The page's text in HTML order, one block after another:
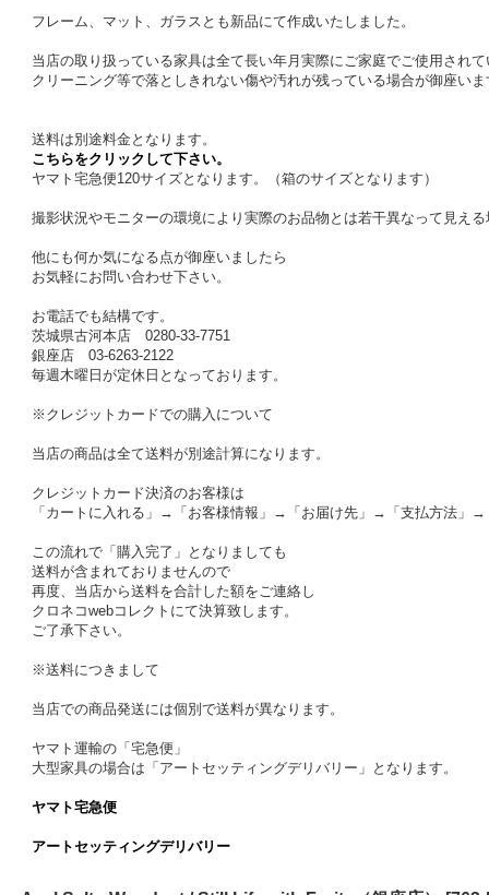
フレーム、マット、ガラスとも新品にて作成いたしました。
当店の取り扱っている家具は全て長い年月実際にご家庭でご使用され
クリーニング等で落としきれない傷や汚れが残っている場合が御座い
送料は別途料金となります。
こちらをクリックして下さい。
ヤマト宅急便120サイズとなります。（箱のサイズとなります）
撮影状況やモニターの環境により実際のお品物とは若干異なって見え
他にも何か気になる点が御座いましたら
お気軽にお問い合わせ下さい。
お電話でも結構です。
茨城県古河本店 0280-33-7751
銀座店 03-6263-2122
毎週木曜日が定休日となっております。
※クレジットカードでの購入について
当店の商品は全て送料が別途計算になります。
クレジットカード決済のお客様は
「カートに入れる」→「お客様情報」→「お届け先」→「支払方法」
この流れで「購入完了」となりましても
送料が含まれておりませんので
再度、当店から送料を合計した額をご連絡し
クロネコwebコレクトにて決算致します。
ご了承下さい。
※送料につきまして
当店での商品発送には個別で送料が異なります。
ヤマト運輸の「宅急便」
大型家具の場合は「アートセッティングデリバリー」となります。
ヤマト宅急便
アートセッティングデリバリー